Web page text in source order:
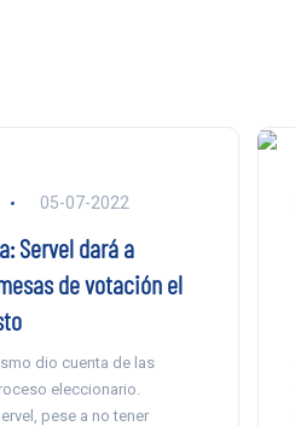
05-07-2022
Servel dará a
de votación el
dio cuenta de las
eleccionario.
pese a no tener